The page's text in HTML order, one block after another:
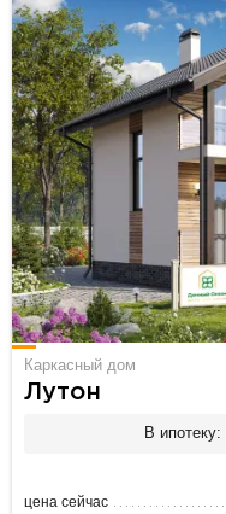
Каркасный дом
Лутон
В ипотеку:
цена сейчас